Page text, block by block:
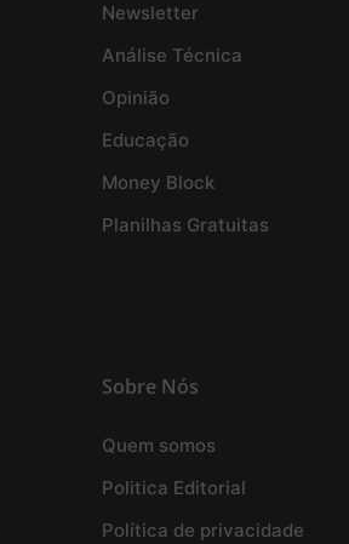
Newsletter
Análise Técnica
Opinião
Educação
Money Block
Planilhas Gratuitas
Sobre Nós
Quem somos
Politica Editorial
Política de privacidade